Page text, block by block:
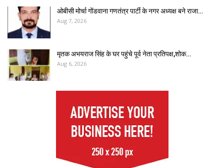
ओबीसी मोर्चा गोंडवाना गणतंत्र पार्टी के नगर अध्यक्ष बने राजा…
Aug 7, 2026
मृतक अभयराज सिंह के घर पहुंचे पूर्व नेता प्रतिपक्ष,शोक…
Aug 6, 2026